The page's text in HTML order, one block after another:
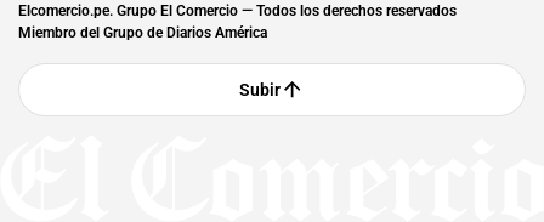
Elcomercio.pe. Grupo El Comercio — Todos los derechos reservados
Miembro del Grupo de Diarios América
Subir